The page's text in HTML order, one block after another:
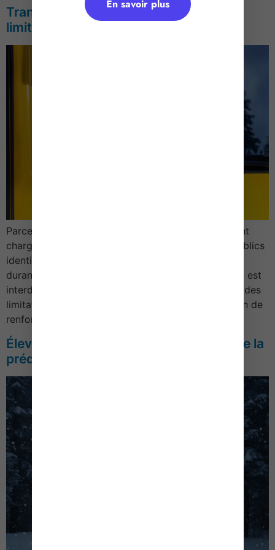
Transports en commun d’enfants : les
limites pour 2026
Parce que les réseaux routiers sont particulièrement
chargés lors de la période estivale, les pouvoirs publics
identifient chaque année une ou plusieurs journées
durant lesquelles le transport en commun d’enfants est
interdit. Qu’en est-il pour 2026 ? Sécurité routière : des
limitations pour le transport estival des enfants Afin de
renforcer la sécurité routière durant la […]
Élevages : de nouvelles mesures contre la
prédation et les maladies
En savoir plus